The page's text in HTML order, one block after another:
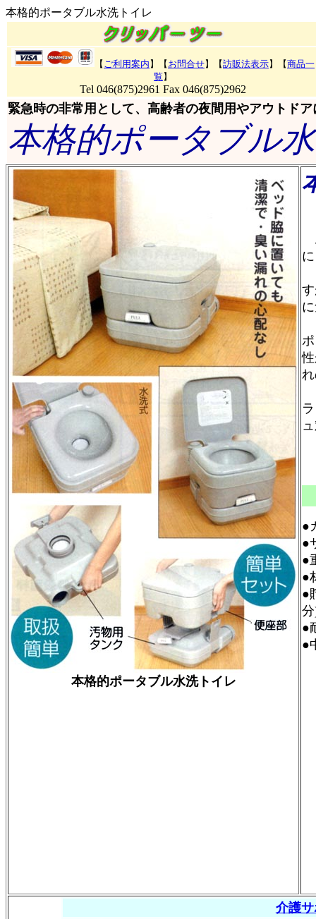
本格的ポータブル水洗トイレ
【 ご利用案内 】【 お問合せ】【訪販法表示】 【商品一
覧 】
Tel 046(875)2961 Fax 046(875)2962
緊急時の非常用として、高齢者の夜間用やアウトド
本格的ポータブル
本格的ポータブル水洗トイレ
●
●
●
●
●
●
●
介護